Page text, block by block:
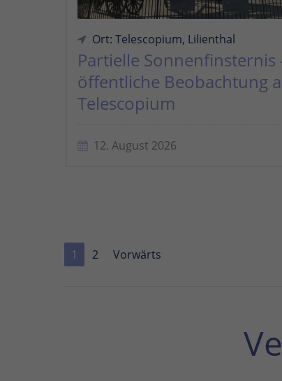
Ort: Telescopium, Lilienthal
Partielle Sonnenfinsternis
öffentliche Beobachtung
Telescopium
12. August 2026
1 2 Vorwärts